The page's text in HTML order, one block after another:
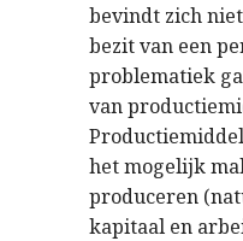
bevindt zich
bezit van een
problematiek
van
het mogelijk
produceren
kapitaal en